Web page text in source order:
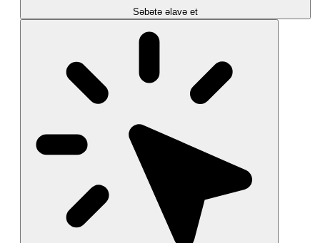
Səbətə əlavə et